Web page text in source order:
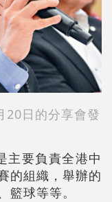
20日的分享會發
主要負責全港中
的組織，舉辦的
球等等。